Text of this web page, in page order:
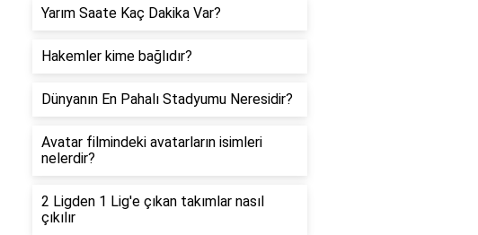
Yarım Saate Kaç Dakika Var?
Hakemler kime bağlıdır?
Dünyanın En Pahalı Stadyumu Neresidir?
Avatar filmindeki avatarların isimleri
nelerdir?
2 Ligden 1 Lig'e çıkan takımlar nasıl
çıkılır